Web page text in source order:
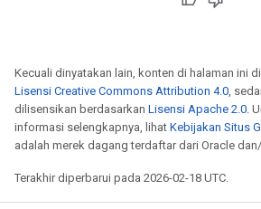
Kecuali dinyatakan lain, konten di halaman ini
Lisensi Creative Commons Attribution 4.0,
dilisensikan berdasarkan Lisensi Apache 2.0.
informasi selengkapnya, lihat Kebijakan Situs
adalah merek dagang terdaftar dari Oracle
Terakhir diperbarui pada 2026-02-18 UTC.